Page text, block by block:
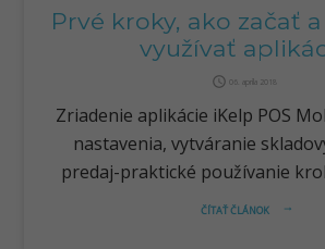
Prvé kroky, ako začať
využívať
query_builder 06. apríla 2018
Zriadenie aplikácie iKelp POS
nastavenia, vytváranie
predaj-praktické používanie
arrow_right_alt
ČÍTAŤ ČLÁNOK